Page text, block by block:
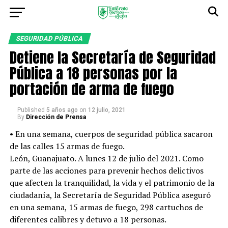
SEGURIDAD PÚBLICA
Detiene la Secretaría de Seguridad
Pública a 18 personas por la
portación de arma de fuego
Published 5 años ago on 12 julio, 2021
By Dirección de Prensa
• En una semana, cuerpos de seguridad pública sacaron
de las calles 15 armas de fuego.
León, Guanajuato. A lunes 12 de julio del 2021. Como
parte de las acciones para prevenir hechos delictivos
que afecten la tranquilidad, la vida y el patrimonio de la
ciudadanía, la Secretaría de Seguridad Pública aseguró
en una semana, 15 armas de fuego, 298 cartuchos de
diferentes calibres y detuvo a 18 personas.